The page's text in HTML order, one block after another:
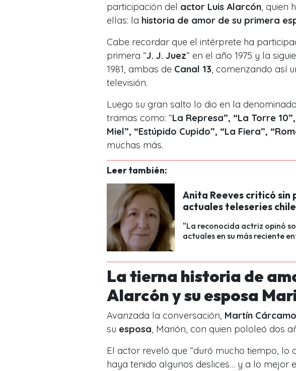
participación del actor Luis Alarcón ,
ellas: la historia de amor de su primera
Cabe recordar que el intérprete ha
primera “J. J. Juez” en el año 1975 y la
1981, ambas de Canal 13 , comenzando así
televisión.
Luego su gran salto lo dio en la
tramas como: “La Represa”, “La Torre
Miel”, “Estúpido Cupido”, “La Fiera”,
muchas más.
Leer también:
Anita Reeves criticó sin
actuales teleseries
"La reconocida actriz opinó
actuales en su más reciente
La tierna historia de
Alarcón y su esposa
Avanzada la conversación, Martín Cárcamo
su esposa , Marión, con quien pololeó dos
El actor reveló que “duró mucho tiempo, lo
haya tenido algunos deslices… y a lo mejor